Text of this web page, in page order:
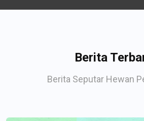
Berita
Berita Seputar Hewan